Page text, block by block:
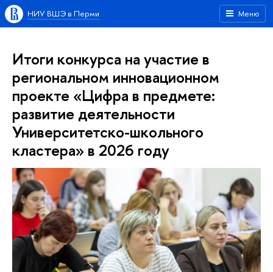
Меню
НИУ ВШЭ в Перми
Итоги конкурса на участие в
региональном инновационном
проекте «Цифра в предмете:
развитие деятельности
Университетско-школьного
кластера» в 2026 году